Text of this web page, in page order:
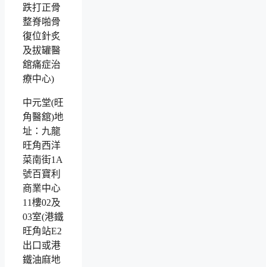
中元堂(旺
角醫舘)地
址：九龍
旺角西洋
菜南街1A
號百寶利
商業中心
11樓02及
03室(港鐵
旺角站E2
出口或港
鐵油麻地